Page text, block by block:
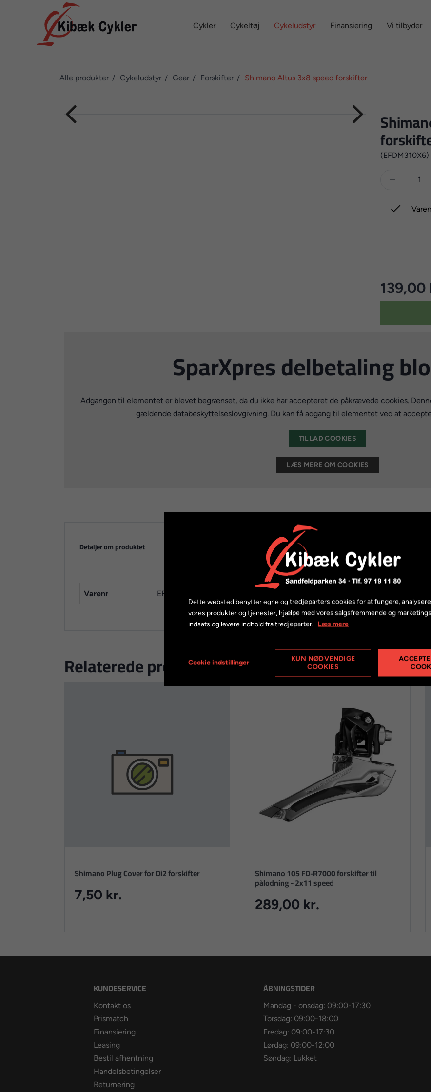
Cykler Cykeltøj Cykeludstyr Finansiering Vi tilbyder
Alle produkter Cykeludstyr Gear Forskifter Shimano Altus 3x8 speed forskifter
(EFDM310X6)


139,00
SparXpres delbetaling
Adgangen til elementet er blevet begrænset, da du ikke har accepteret de påkrævede cookies.
gældende databeskyttelseslovgivning. Du kan få adgang til elementet ved at
TILLAD COOKIES
LÆS MERE OM COOKIES
Detaljer om produktet
Varenr EFDM310X6
Relaterede produkter
Shimano Plug Cover for Di2 forskifter
7,50 kr.
Shimano 105 FD-R7000 forskifter til
pålodning - 2x11 speed
289,00 kr.
KUNDESERVICE
Kontakt os
Prismatch
Finansiering
Leasing
Bestil afhentning
Handelsbetingelser
Returnering
ÅBNINGSTIDER
Mandag - onsdag: 09:00-17:30
Torsdag: 09:00-18:00
Fredag: 09:00-17:30
Lørdag: 09:00-12:00
Søndag: Lukket
Dette websted benytter egne og tredjeparters cookies for at fungere,
vores produkter og tjenester, hjælpe med vores salgsfremmende og
indsats og levere indhold fra tredjeparter. Læs mere
Cookie indstillinger
KUN NØDVENDIGE
COOKIES